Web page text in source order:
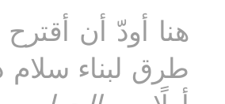
هنا أودّ أن أقترح
طرق لبناء سلام